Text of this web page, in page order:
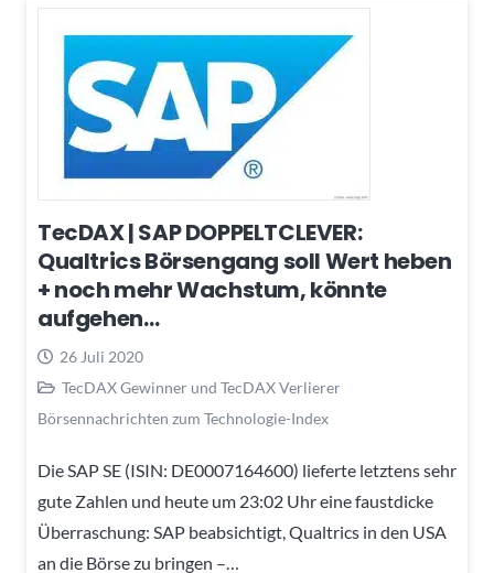
TecDAX | SAP DOPPELTCLEVER:
Qualtrics Börsengang soll Wert heben
+ noch mehr Wachstum, könnte
aufgehen…
26 Juli 2020
TecDAX Gewinner und TecDAX Verlierer
Börsennachrichten zum Technologie-Index
Die SAP SE (ISIN: DE0007164600) lieferte letztens sehr
gute Zahlen und heute um 23:02 Uhr eine faustdicke
Überraschung: SAP beabsichtigt, Qualtrics in den USA
an die Börse zu bringen –…